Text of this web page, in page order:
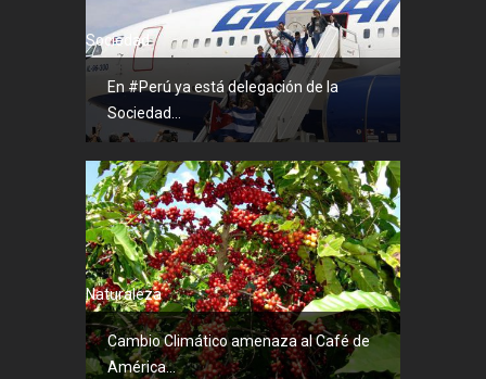
Sociedad
En #Perú ya está delegación de la
Sociedad...
Naturaleza
Cambio Climático amenaza al Café de
América...